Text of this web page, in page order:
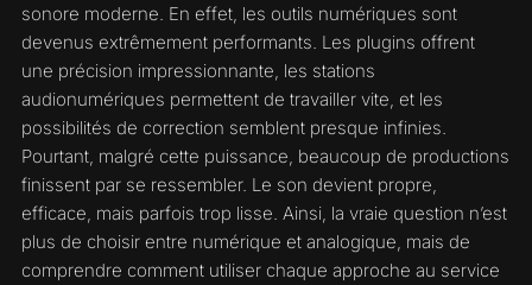
sonore moderne. En effet, les outils numériques sont
devenus extrêmement performants. Les plugins offrent
une précision impressionnante, les stations
audionumériques permettent de travailler vite, et les
possibilités de correction semblent presque infinies.
Pourtant, malgré cette puissance, beaucoup de productions
finissent par se ressembler. Le son devient propre,
efficace, mais parfois trop lisse. Ainsi, la vraie question n’est
plus de choisir entre numérique et analogique, mais de
comprendre comment utiliser chaque approche au service